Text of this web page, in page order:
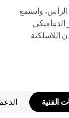
واستمع
اللاسلكية
الفنية